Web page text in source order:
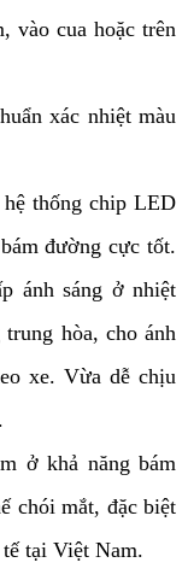
vào cua hoặc trên
xác nhiệt màu
thống chip LED
đường cực tốt.
ánh sáng ở nhiệt
hòa, cho ánh
xe. Vừa dễ chịu
ở khả năng bám
chói mắt, đặc biệt
tại Việt Nam.